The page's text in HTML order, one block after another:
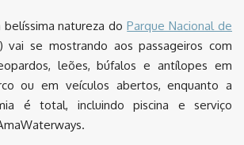
natureza doParque Nacional de
) vai se mostrando aos passageiros com
leões, búfalos e antílopes em
ou em veículos abertos, enquanto a
é total, incluindo piscina e serviço